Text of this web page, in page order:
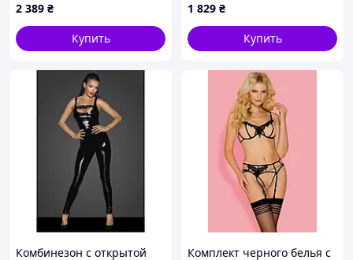
2026
2 389 ₴
Купить
95P6M92T0
1 829 ₴
Купить
Комбинезон с открытой
Комплект черного белья с